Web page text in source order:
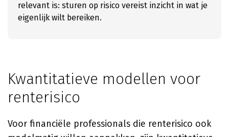
relevant is: sturen op risico vereist inzicht in wat je
eigenlijk wilt bereiken.
Kwantitatieve modellen voor
renterisico
Voor financiële professionals die renterisico ook